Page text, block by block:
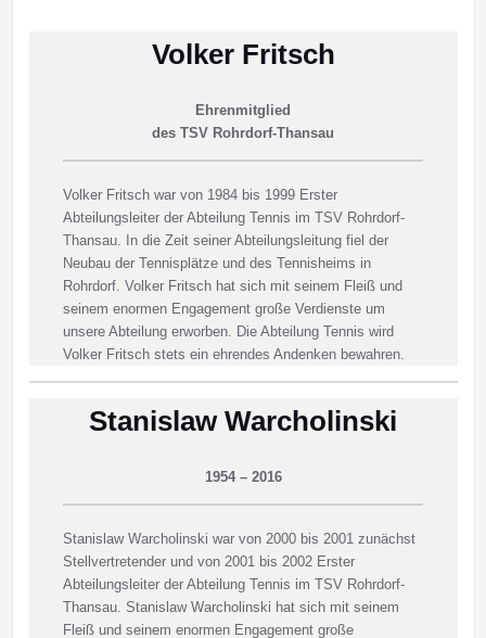
Volker Fritsch
Ehrenmitglied
des TSV Rohrdorf-Thansau
Volker Fritsch war von 1984 bis 1999 Erster
Abteilungsleiter der Abteilung Tennis im TSV Rohrdorf-
Thansau. In die Zeit seiner Abteilungsleitung fiel der
Neubau der Tennisplätze und des Tennisheims in
Rohrdorf. Volker Fritsch hat sich mit seinem Fleiß und
seinem enormen Engagement große Verdienste um
unsere Abteilung erworben. Die Abteilung Tennis wird
Volker Fritsch stets ein ehrendes Andenken bewahren.
Stanislaw Warcholinski
1954 – 2016
Stanislaw Warcholinski war von 2000 bis 2001 zunächst
Stellvertretender und von 2001 bis 2002 Erster
Abteilungsleiter der Abteilung Tennis im TSV Rohrdorf-
Thansau. Stanislaw Warcholinski hat sich mit seinem
Fleiß und seinem enormen Engagement große